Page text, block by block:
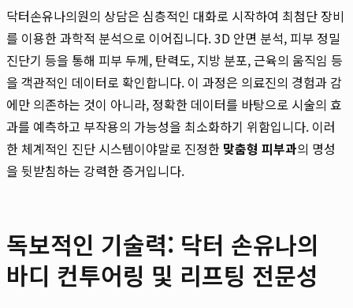
닥터손유나의원의 상담은 심층적인 대화로 시작하여 최첨단 장비
를 이용한 과학적 분석으로 이어집니다. 3D 안면 분석, 피부 정밀
진단기 등을 통해 피부 두께, 탄력도, 지방 분포, 근육의 움직임 등
을 객관적인 데이터로 확인합니다. 이 과정은 의료진의 경험과 감
에만 의존하는 것이 아니라, 정확한 데이터를 바탕으로 시술의 효
과를 예측하고 부작용의 가능성을 최소화하기 위함입니다. 이러
한 체계적인 진단 시스템이야말로 진정한 맞춤형 피부과의 명성
을 뒷받침하는 강력한 증거입니다.
독보적인 기술력: 닥터 손유나의
바디 컨투어링 및 리프팅 전문성